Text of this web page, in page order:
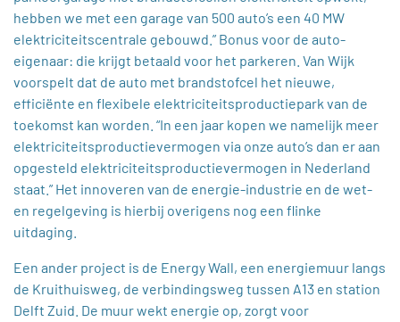
hebben we met een garage van 500 auto’s een 40 MW
elektriciteitscentrale gebouwd.” Bonus voor de auto-
eigenaar: die krijgt betaald voor het parkeren. Van Wijk
voorspelt dat de auto met brandstofcel het nieuwe,
efficiënte en flexibele elektriciteitsproductiepark van de
toekomst kan worden. “In een jaar kopen we namelijk meer
elektriciteitsproductievermogen via onze auto’s dan er aan
opgesteld elektriciteitsproductievermogen in Nederland
staat.” Het innoveren van de energie-industrie en de wet-
en regelgeving is hierbij overigens nog een flinke
uitdaging.
Een ander project is de Energy Wall, een energiemuur langs
de Kruithuisweg, de verbindingsweg tussen A13 en station
Delft Zuid. De muur wekt energie op, zorgt voor